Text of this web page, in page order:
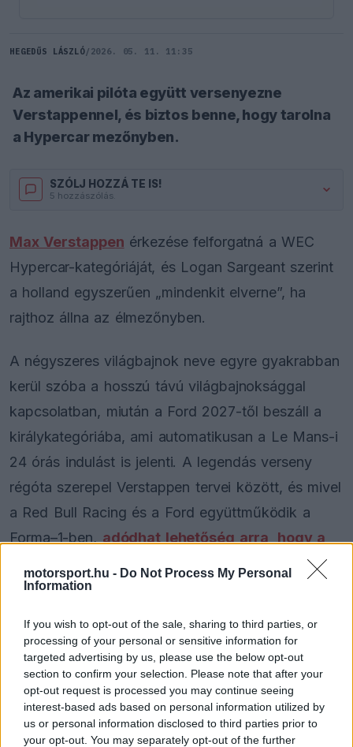
motorsport.hu - Do Not Process My Personal
Information
If you wish to opt-out of the sale, sharing to third parties, or
processing of your personal or sensitive information for
targeted advertising by us, please use the below opt-out
section to confirm your selection. Please note that after your
opt-out request is processed you may continue seeing
interest-based ads based on personal information utilized by
us or personal information disclosed to third parties prior to
your opt-out. You may separately opt-out of the further
HEGEDŰS LÁSZLÓ/ 2026. 05. 11. 11:35
Az amerikai pilóta együtt versenyezne
Verstappennel, és biztos benne, hogy tarolna
a Hypercar mezőnyben.
SZÓLJ HOZZÁ TE IS!
5 hozzászólás.
Max Verstappen érkezése felforgatná a WEC
Hypercar-kategóriáját, és Logan Sargeant szerint
a holland egyszerűen „mindenkit elverne”, ha
rajthoz állna az élmezőnyben.
A négyszeres világbajnok neve egyre gyakrabban
kerül szóba a hosszú távú világbajnoksággal
kapcsolatban, miután a Ford 2027-től beszáll a
királykategóriába, ami automatikusan a Le Mans-i
24 órás indulást is jelenti. A legendás verseny
régóta szerepel Verstappen tervei között, és mivel
a Red Bull Racing és a Ford együttműködik a
Forma–1-ben, adódhat lehetőség arra, hogy a
holland egy amerikai hipersportautó volánja
mögé üljön, amennyiben a versenynaptár engedi.
Video
Player
is
loading.
This
a
modal
The media could not be loaded, either because
the server or network failed or because the format
is not supported.